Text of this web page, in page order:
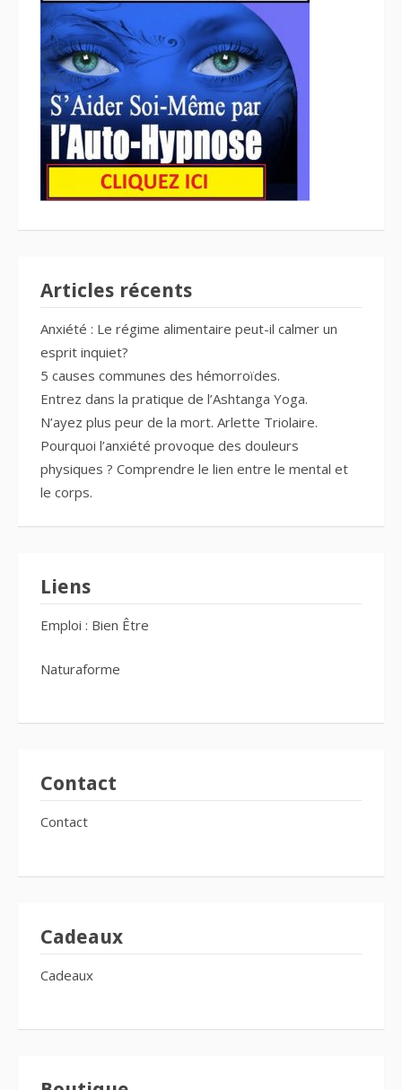
Articles récents
Anxiété : Le régime alimentaire peut-il calmer un
esprit inquiet?
5 causes communes des hémorroïdes.
Entrez dans la pratique de l’Ashtanga Yoga.
N’ayez plus peur de la mort. Arlette Triolaire.
Pourquoi l’anxiété provoque des douleurs
physiques ? Comprendre le lien entre le mental et
le corps.
Liens
Emploi : Bien Être
Naturaforme
Contact
Contact
Cadeaux
Cadeaux